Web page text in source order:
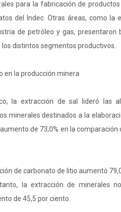
para la fabricación de
del Indec. Otras áreas, como la
de petróleo y gas, presentaron
distintos segmentos productivos.
en la producción minera
la extracción de sal lideró las
minerales destinados a la
de 73,0% en la
de carbonato de litio aumentó
la extracción de minerales
de 45,5 por ciento.